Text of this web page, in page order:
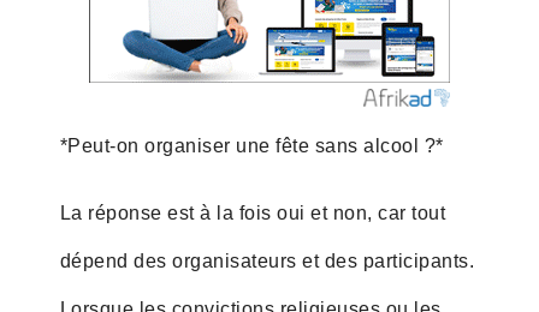
*Peut-on organiser une fête sans alcool ?*
La réponse est à la fois oui et non, car tout
dépend des organisateurs et des participants.